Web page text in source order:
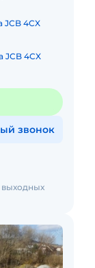
JCB 4CX
JCB 4CX
звонок